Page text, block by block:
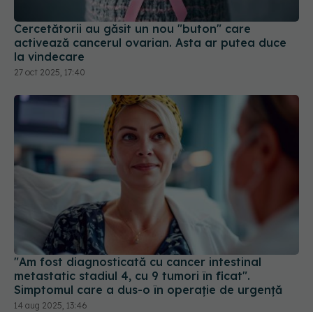
Cercetătorii au găsit un nou "buton" care
activează cancerul ovarian. Asta ar putea duce
la vindecare
27 oct 2025, 17:40
"Am fost diagnosticată cu cancer intestinal
metastatic stadiul 4, cu 9 tumori în ficat".
Simptomul care a dus-o în operație de urgență
14 aug 2025, 13:46